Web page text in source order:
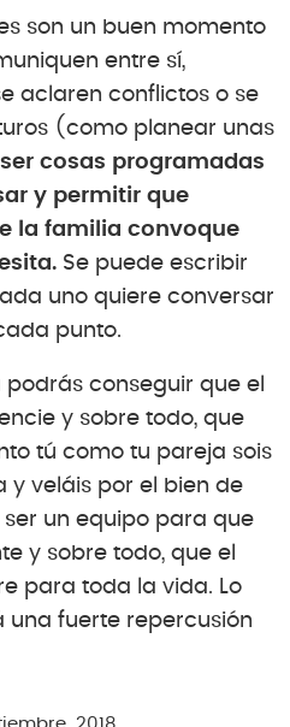
son un buen momento
entre sí,
aclaren conflictos o se
(como planear unas
ser cosas programadas
y permitir que
la familia convoque
Se puede escribir
uno quiere conversar
punto.
conseguir que el
y sobre todo, que
tú como tu pareja sois
y veláis por el bien de
un equipo para que
y sobre todo, que el
para toda la vida. Lo
una fuerte repercusión